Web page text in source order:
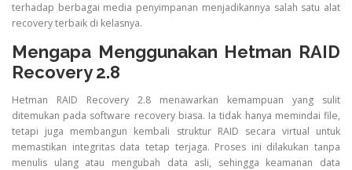
terhadap berbagai media penyimpanan menjadikannya salah satu alat
recovery terbaik di kelasnya.
Mengapa Menggunakan Hetman RAID
Recovery 2.8
Hetman RAID Recovery 2.8 menawarkan kemampuan yang sulit
ditemukan pada software recovery biasa. Ia tidak hanya memindai file,
tetapi juga membangun kembali struktur RAID secara virtual untuk
memastikan integritas data tetap terjaga. Proses ini dilakukan tanpa
menulis ulang atau mengubah data asli, sehingga keamanan data